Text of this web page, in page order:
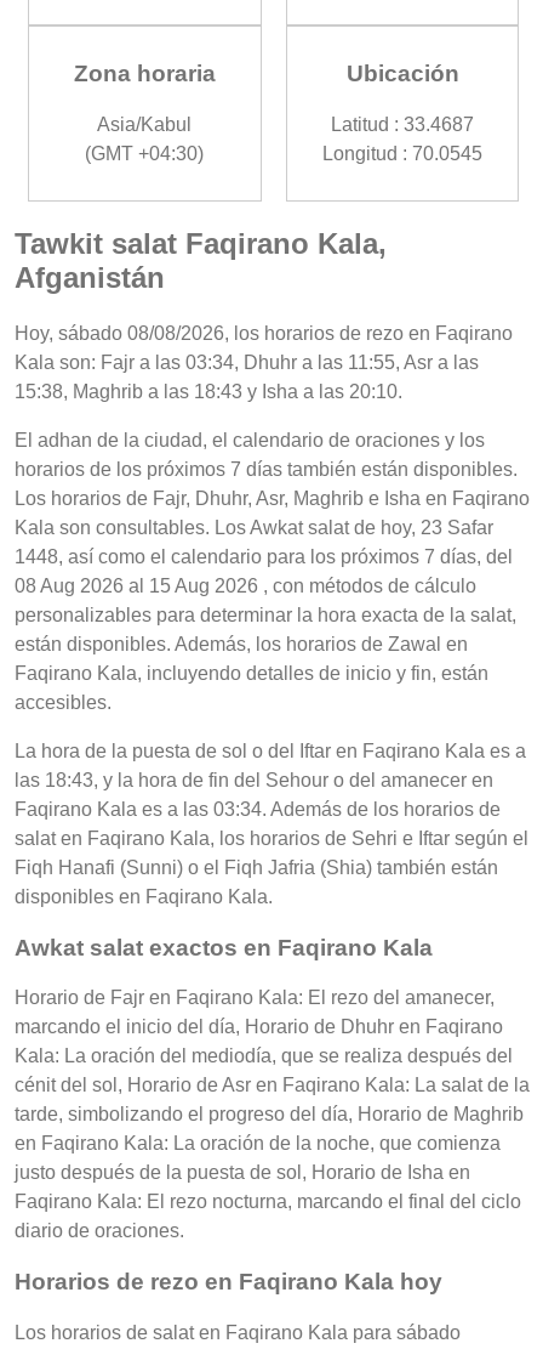
Zona horaria
Asia/Kabul
(GMT +04:30)
Ubicación
Latitud : 33.4687
Longitud : 70.0545
Tawkit salat Faqirano Kala,
Afganistán
Hoy, sábado 08/08/2026, los horarios de rezo en Faqirano
Kala son: Fajr a las 03:34, Dhuhr a las 11:55, Asr a las
15:38, Maghrib a las 18:43 y Isha a las 20:10.
El adhan de la ciudad, el calendario de oraciones y los
horarios de los próximos 7 días también están disponibles.
Los horarios de Fajr, Dhuhr, Asr, Maghrib e Isha en Faqirano
Kala son consultables. Los Awkat salat de hoy, 23 Safar
1448, así como el calendario para los próximos 7 días, del
08 Aug 2026 al 15 Aug 2026 , con métodos de cálculo
personalizables para determinar la hora exacta de la salat,
están disponibles. Además, los horarios de Zawal en
Faqirano Kala, incluyendo detalles de inicio y fin, están
accesibles.
La hora de la puesta de sol o del Iftar en Faqirano Kala es a
las 18:43, y la hora de fin del Sehour o del amanecer en
Faqirano Kala es a las 03:34. Además de los horarios de
salat en Faqirano Kala, los horarios de Sehri e Iftar según el
Fiqh Hanafi (Sunni) o el Fiqh Jafria (Shia) también están
disponibles en Faqirano Kala.
Awkat salat exactos en Faqirano Kala
Horario de Fajr en Faqirano Kala: El rezo del amanecer,
marcando el inicio del día, Horario de Dhuhr en Faqirano
Kala: La oración del mediodía, que se realiza después del
cénit del sol, Horario de Asr en Faqirano Kala: La salat de la
tarde, simbolizando el progreso del día, Horario de Maghrib
en Faqirano Kala: La oración de la noche, que comienza
justo después de la puesta de sol, Horario de Isha en
Faqirano Kala: El rezo nocturna, marcando el final del ciclo
diario de oraciones.
Horarios de rezo en Faqirano Kala hoy
Los horarios de salat en Faqirano Kala para sábado